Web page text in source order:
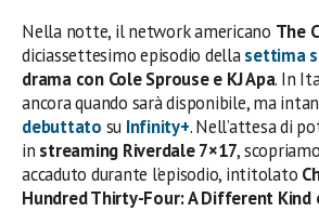
Nella notte, il network americano The
diciassettesimo episodio dellasettima
drama con Cole Sprouse e KJ Apa. In
ancora quando sarà disponibile, ma
debuttato su Infinity+. Nell’attesa di
in streaming Riverdale 7×17,
accaduto durante l’episodio, intitolato
Hundred Thirty-Four: A Different Kind